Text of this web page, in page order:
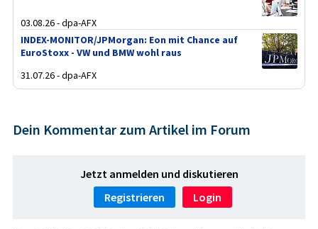
03.08.26 - dpa-AFX
INDEX-MONITOR/JPMorgan: Eon mit Chance auf
EuroStoxx - VW und BMW wohl raus
31.07.26 - dpa-AFX
Dein Kommentar zum Artikel im Forum
Jetzt anmelden und diskutieren
Registrieren
Login